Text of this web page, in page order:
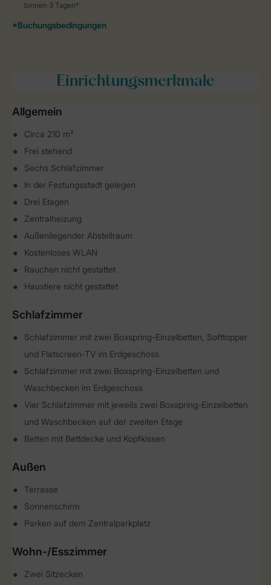
Einrichtungsmerkmale
Allgemein
Circa 210 m²
Frei stehend
Sechs Schlafzimmer
In der Festungsstadt gelegen
Drei Etagen
Zentralheizung
Außenliegender Abstellraum
Kostenloses WLAN
Rauchen nicht gestattet
Haustiere nicht gestattet
Schlafzimmer
Schlafzimmer mit zwei Boxspring-Einzelbetten, Softtopper
und Flatscreen-TV im Erdgeschoss
Schlafzimmer mit zwei Boxspring-Einzelbetten und
Waschbecken im Erdgeschoss
Vier Schlafzimmer mit jeweils zwei Boxspring-Einzelbetten
und Waschbecken auf der zweiten Etage
Betten mit Bettdecke und Kopfkissen
Außen
Terrasse
Sonnenschirm
Parken auf dem Zentralparkplatz
Wohn-/Esszimmer
Zwei Sitzecken